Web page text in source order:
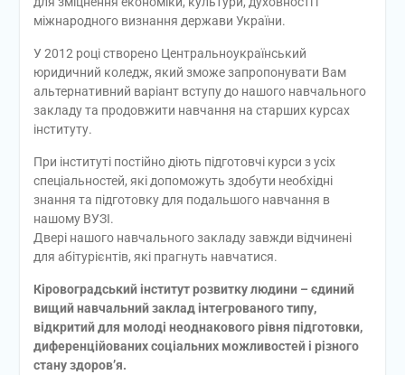
міжнародного визнання держави України.
У 2012 році створено Центральноукраїнський
юридичний коледж, який зможе запропонувати Вам
альтернативний варіант вступу до нашого навчального
закладу та продовжити навчання на старших курсах
інституту.
При інституті постійно діють підготовчі курси з усіх
спеціальностей, які допоможуть здобути необхідні
знання та підготовку для подальшого навчання в
нашому ВУЗІ.
Двері нашого навчального закладу завжди відчинені
для абітурієнтів, які прагнуть навчатися.
Кіровоградський інститут розвитку людини – єдиний
вищий навчальний заклад інтегрованого типу,
відкритий для молоді неоднакового рівня підготовки,
диференційованих соціальних можливостей і різного
стану здоров’я.